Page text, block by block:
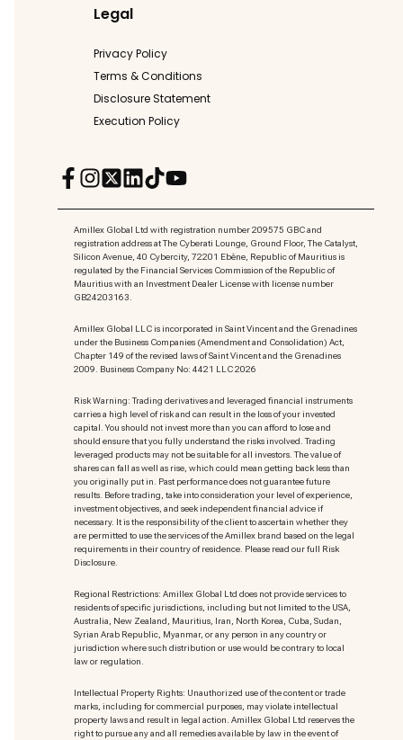
Legal
Privacy Policy
Terms & Conditions
Disclosure Statement
Execution Policy
Amillex Global Ltd with registration number 209575 GBC and
registration address at The Cyberati Lounge, Ground Floor, The Catalyst,
Silicon Avenue, 40 Cybercity, 72201 Ebène, Republic of Mauritius is
regulated by the Financial Services Commission of the Republic of
Mauritius with an Investment Dealer License with license number
GB24203163.
Amillex Global LLC is incorporated in Saint Vincent and the Grenadines
under the Business Companies (Amendment and Consolidation) Act,
Chapter 149 of the revised laws of Saint Vincent and the Grenadines
2009. Business Company No: 4421 LLC 2026
Risk Warning: Trading derivatives and leveraged financial instruments
carries a high level of risk and can result in the loss of your invested
capital. You should not invest more than you can afford to lose and
should ensure that you fully understand the risks involved. Trading
leveraged products may not be suitable for all investors. The value of
shares can fall as well as rise, which could mean getting back less than
you originally put in. Past performance does not guarantee future
results. Before trading, take into consideration your level of experience,
investment objectives, and seek independent financial advice if
necessary. It is the responsibility of the client to ascertain whether they
are permitted to use the services of the Amillex brand based on the legal
requirements in their country of residence. Please read our full Risk
Disclosure.
Regional Restrictions: Amillex Global Ltd does not provide services to
residents of specific jurisdictions, including but not limited to the USA,
Australia, New Zealand, Mauritius, Iran, North Korea, Cuba, Sudan,
Syrian Arab Republic, Myanmar, or any person in any country or
jurisdiction where such distribution or use would be contrary to local
law or regulation.
Intellectual Property Rights: Unauthorized use of the content or trade
marks, including for commercial purposes, may violate intellectual
property laws and result in legal action. Amillex Global Ltd reserves the
right to pursue any and all remedies available by law in the event of